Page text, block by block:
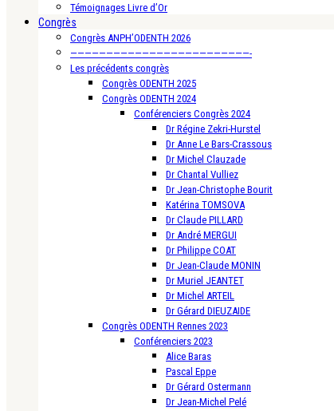
Témoignages Livre d’Or
Congrès
Congrès ANPH’ODENTH 2026
—————————————————————————-
Les précédents congrès
Congrès ODENTH 2025
Congrès ODENTH 2024
Conférenciers Congrès 2024
Dr Régine Zekri-Hurstel
Dr Anne Le Bars-Crassous
Dr Michel Clauzade
Dr Chantal Vulliez
Dr Jean-Christophe Bourit
Katérina TOMSOVA
Dr Claude PILLARD
Dr André MERGUI
Dr Philippe COAT
Dr Jean-Claude MONIN
Dr Muriel JEANTET
Dr Michel ARTEIL
Dr Gérard DIEUZAIDE
Congrès ODENTH Rennes 2023
Conférenciers 2023
Alice Baras
Pascal Eppe
Dr Gérard Ostermann
Dr Jean-Michel Pelé